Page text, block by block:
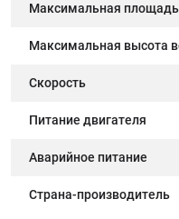
Максимальная площадь
Максимальная высота
Скорость
Питание двигателя
Аварийное питание
Страна-производитель